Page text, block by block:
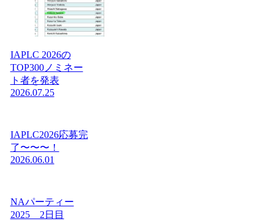
IAPLC 2026の
TOP300ノミネー
ト者を発表
2026.07.25
IAPLC2026応募完
了〜〜〜！
2026.06.01
NAパーティー
2025 2日目